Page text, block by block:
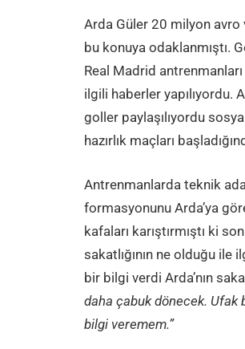
Arda Güler 20 milyon avro
bu konuya odaklanmıştı.
Real Madrid
ilgili haberler yapılıyordu.
goller paylaşılıyordu
hazırlık maçları
Antrenmanlarda teknik
formasyonunu Arda’ya
kafaları karıştırmıştı ki
sakatlığının ne olduğu
bir bilgi verdi Arda’nın
daha çabuk dönecek. Ufak
bilgi veremem.”